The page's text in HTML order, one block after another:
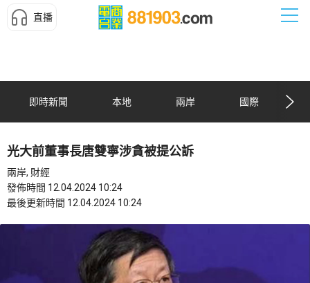
直播
即時新聞 本地 兩岸 國際
光大前董事長唐雙寧涉貪被提公訴
兩岸, 財經
發佈時間 12.04.2024 10:24
最後更新時間 12.04.2024 10:24